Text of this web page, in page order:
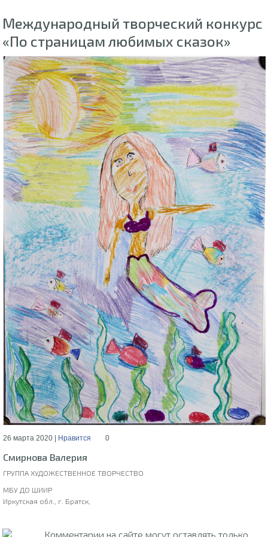
Международный творческий конкурс
«По страницам любимых сказок»
26 марта 2020 | Нравится 0
Смирнова Валерия
ГРУППА ХУДОЖЕСТВЕННОЕ ТВОРЧЕСТВО
МБУ ДО ШИИР
Иркутская обл., г. Братск,
Комментарии на сайте могут оставлять только